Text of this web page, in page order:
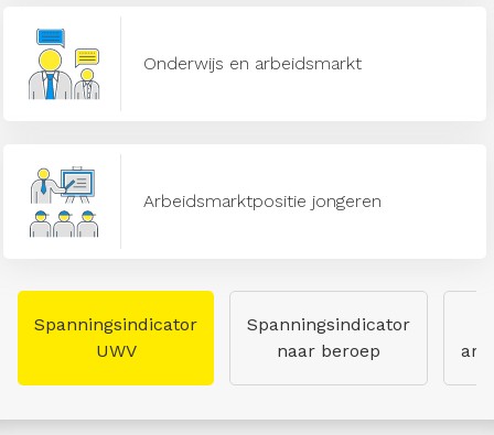
Onderwijs en arbeidsmarkt
Arbeidsmarktpositie jongeren
Spanningsindicator
UWV
Spanningsindicator
naar beroep